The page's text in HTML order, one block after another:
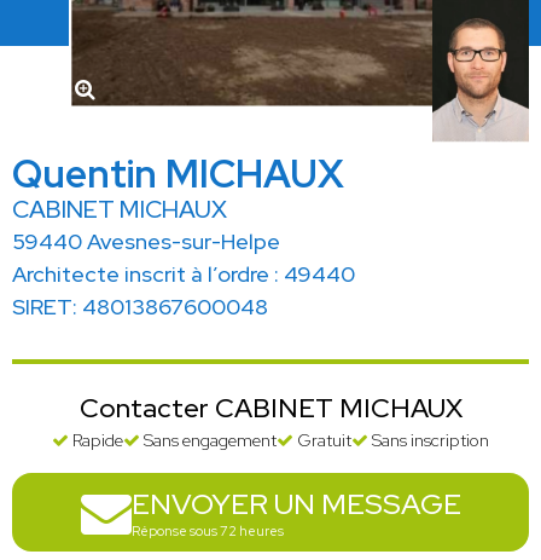
Quentin MICHAUX
CABINET MICHAUX
59440 Avesnes-sur-Helpe
Architecte inscrit à l’ordre : 49440
SIRET: 48013867600048
Contacter CABINET MICHAUX
Rapide Sans engagement Gratuit Sans inscription
ENVOYER UN MESSAGE
Réponse sous 72 heures